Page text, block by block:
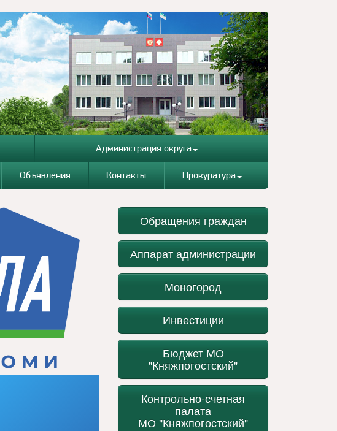
Администрация округа
Объявления Контакты Прокуратура
Обращения граждан
Аппарат администрации
Моногород
Инвестиции
Бюджет МО
"Княжпогостский"
Контрольно-счетная
палата
МО "Княжпогостский"